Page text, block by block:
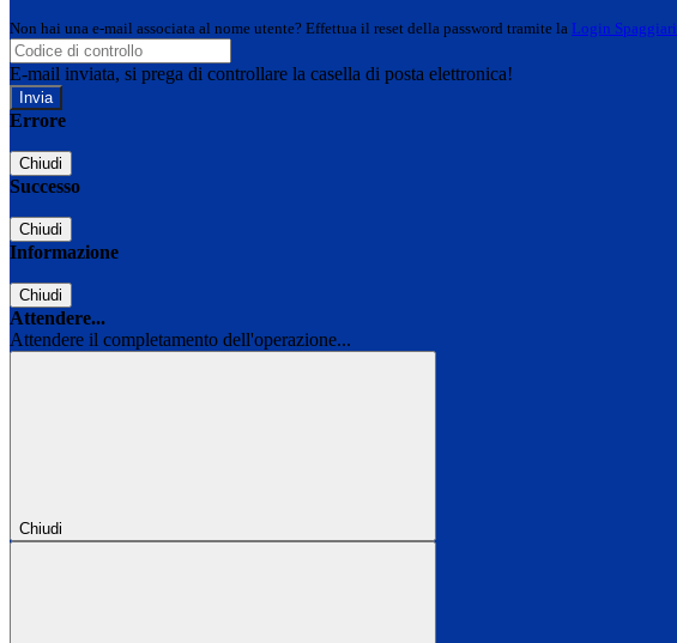
Non hai una e-mail associata al nome utente? Effettua il reset della password tramite la Login Spaggiari
E-mail inviata, si prega di controllare la casella di posta elettronica!
Errore
Chiudi
Successo
Chiudi
Informazione
Chiudi
Attendere...
Attendere il completamento dell'operazione...
Chiudi